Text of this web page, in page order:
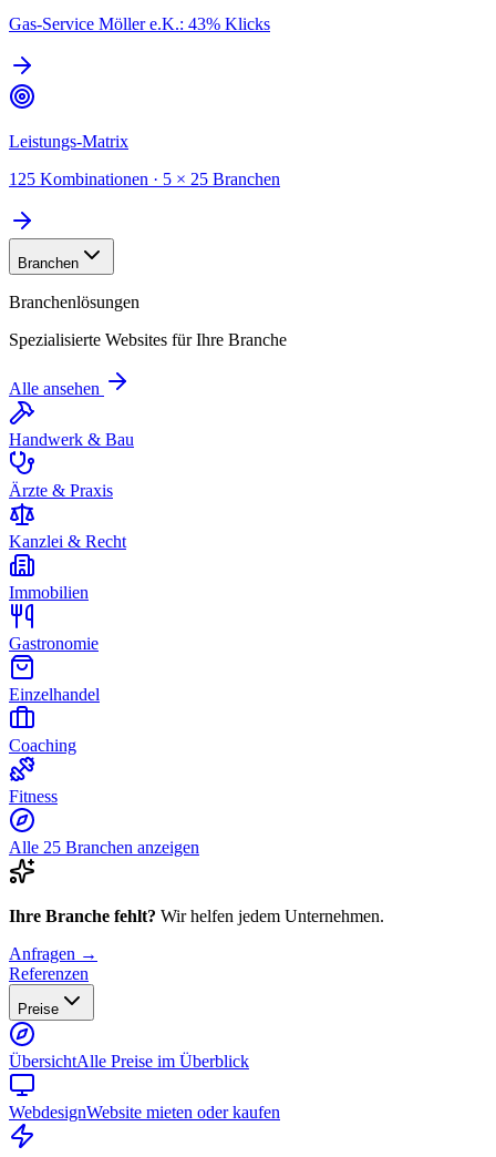
Gas-Service Möller e.K.: 43% Klicks
Leistungs-Matrix
125 Kombinationen · 5 × 25 Branchen
Branchen
Branchenlösungen
Spezialisierte Websites für Ihre Branche
Alle ansehen
Handwerk & Bau
Ärzte & Praxis
Kanzlei & Recht
Immobilien
Gastronomie
Einzelhandel
Coaching
Fitness
Alle 25 Branchen anzeigen
Ihre Branche fehlt? Wir helfen jedem Unternehmen.
Anfragen →
Referenzen
Preise
ÜbersichtAlle Preise im Überblick
WebdesignWebsite mieten oder kaufen